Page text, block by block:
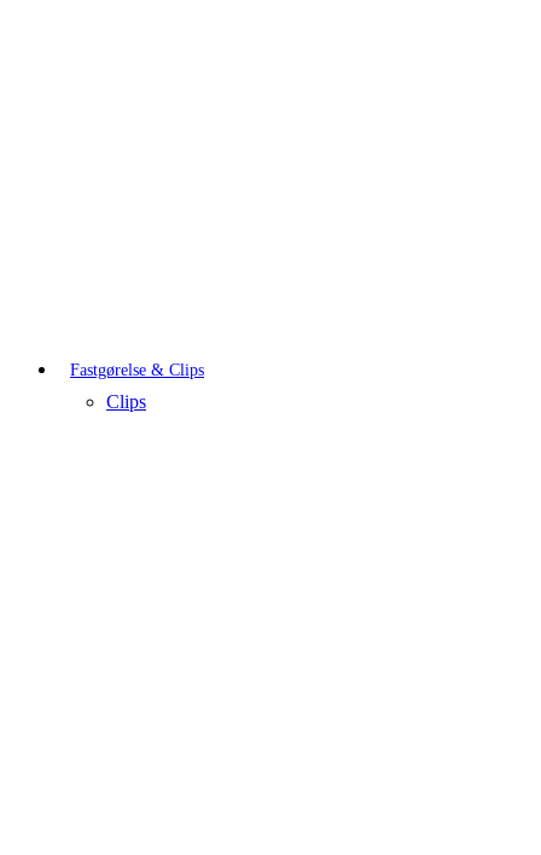
Fastgørelse & Clips
Clips